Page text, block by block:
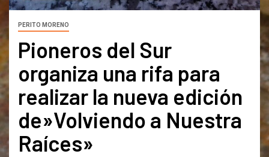
PERITO MORENO
Pioneros del Sur
organiza una rifa para
realizar la nueva edición
de»Volviendo a Nuestra
Raíces»